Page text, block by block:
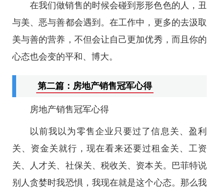
在我们做销售的时候会碰到形形色色的人，丑
与美、恶与善都会遇到。在工作中，更多的去汲取
美与善的营养，不但会让自己更加优秀，而且你的
心态也会变的平和、博大。
第二篇：房地产销售冠军心得
房地产销售冠军心得
以前我以为零售企业只要过了信息关、盈利
关、资金关就行，现在看来还要过租金关、工资
关、人才关、社保关、税收关、资本关。巴菲特说
别人贪婪时我恐惧，我现在就是这个心态。那么我